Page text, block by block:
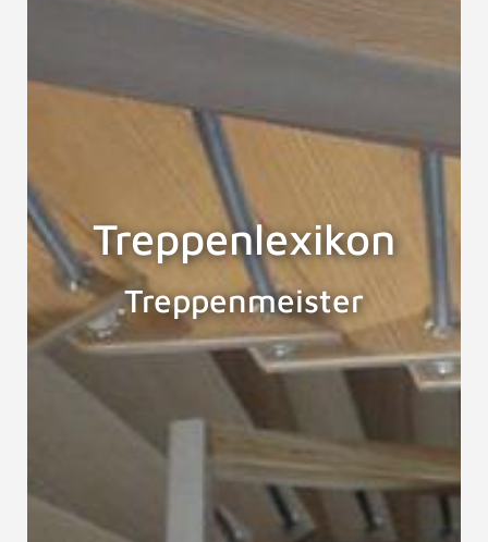
Treppenlexikon
Treppenmeister